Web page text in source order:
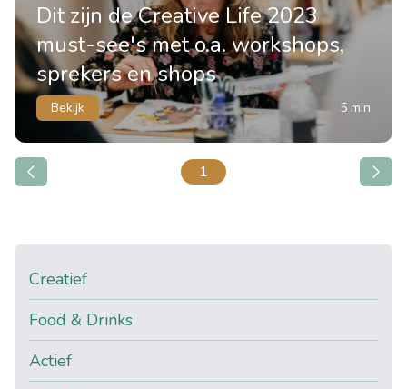
Dit zijn de Creative Life 2023
must-see's met o.a. workshops,
sprekers en shops
Bekijk 5 min
1
Creatief
Food & Drinks
Actief